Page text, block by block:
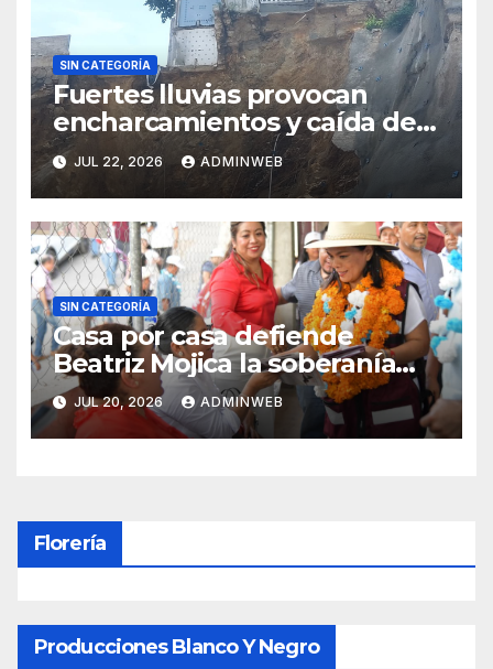
SIN CATEGORÍA
Fuertes lluvias provocan
encharcamientos y caída de
un árbol, sin daños graves en
Acapulco
JUL 22, 2026 ADMINWEB
SIN CATEGORÍA
Casa por casa defiende
Beatriz Mojica la soberanía
nacional en Tlapa
JUL 20, 2026 ADMINWEB
Florería
Producciones Blanco Y Negro